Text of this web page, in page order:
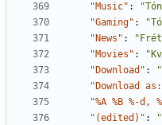
"Music" :
"Gaming" :
"News" :
"Movies" :
"Download" :
"Download
"%A %B %-d,
"(edited)" :